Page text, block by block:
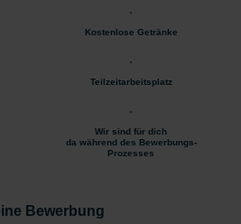
Kostenlose Getränke
Teilzeitarbeitsplatz
Wir sind für dich
da während des Bewerbungs-
Prozesses
Bewerbung